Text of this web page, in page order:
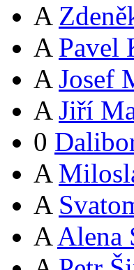
A
A Pavel
A Josef
A Jiří
0
A
A
A Alena